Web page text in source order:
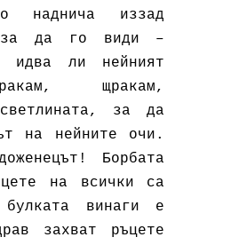
наднича иззад
за да го види –
ли нейният
щракам,
за да
на нейните очи.
Борбата
на всички са
винаги е
захват ръцете